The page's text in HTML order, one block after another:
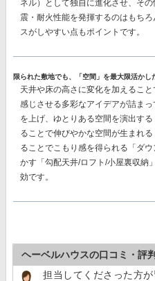
ネル）
として独自に進化させ、そ
震・耐火性能を発揮するのはもち
スがしやすい点もポイントです。
限られた敷地でも、「空間」を最大限活かし
天井や床の高さに変化を加えるこ
感じさせる多彩なアイデアが詰ま
を上げ、ゆとりある空間を演出す
ることで伸びやかな空間が生まれ
ることでこもり感を得られる「ダ
かす「勾配天井/ロフト/小屋裏収納
効です。
ヘーベルハウスの口コミ・評判
担当してくださった方